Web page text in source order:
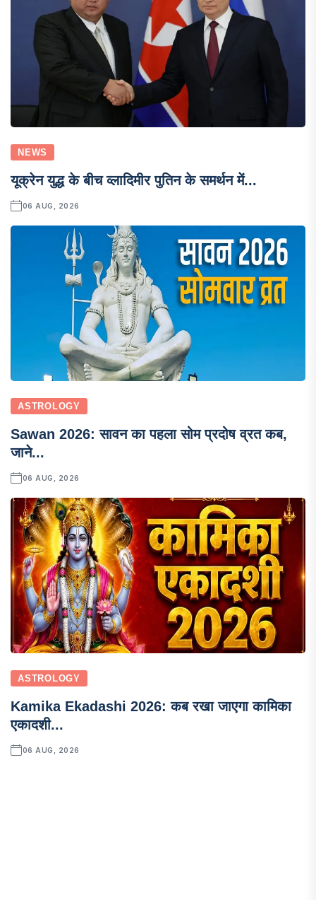
NEWS
यूक्रेन युद्ध के बीच व्लादिमीर पुतिन के समर्थन में...
06 AUG, 2026
ASTROLOGY
Sawan 2026: सावन का पहला सोम प्रदोष व्रत कब,
जाने...
06 AUG, 2026
ASTROLOGY
Kamika Ekadashi 2026: कब रखा जाएगा कामिका
एकादशी...
06 AUG, 2026